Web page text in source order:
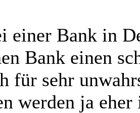
einer Bank in
Bank einen
für sehr
werden ja